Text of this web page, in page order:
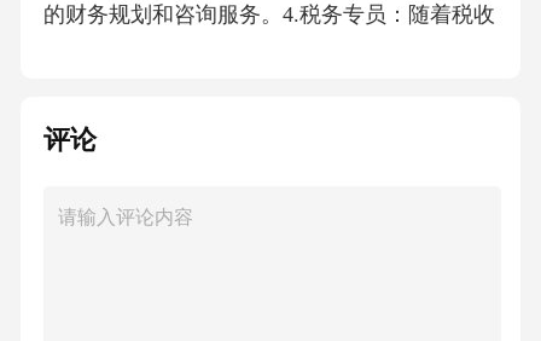
的财务规划和咨询服务。4.税务专员：随着税收
和政策，为企业提供合规的税务筹划和咨询服
和人工智能技术的普及，会计学专业人士需要
评论